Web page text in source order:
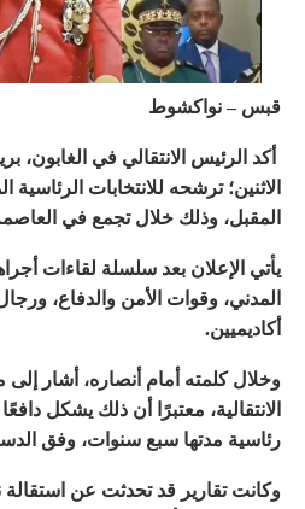
قبس – نواكشوط
أكد الرئيس الانتقالي في الغابون،
المقبل، وذلك خلال تجمع في
يأتي الإعلان بعد سلسلة لقاءات
المدني، وقوات الأمن والدفاع،
أكاديميين.
وخلال كلمته أمام أنصاره، أشار
الانتقالية، معتبرًا أن ذلك يشكل
رئاسية مدتها سبع سنوات، وفق
وكانت تقارير قد تحدثت عن استقالة